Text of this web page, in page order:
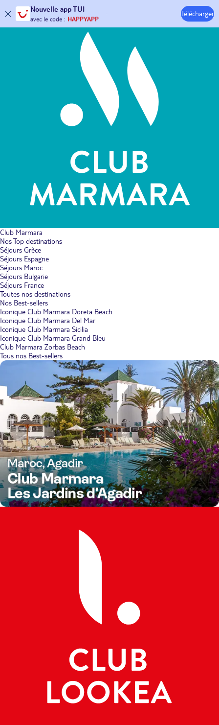
Nouvelle app TUI
30€ offerts*sur votre
avec le code : HAPPYAPP
Télécharger
Hôtels & Clubs
Club Marmara
Nos Top destinations
Séjours Grèce
Séjours Espagne
Séjours Maroc
Séjours Bulgarie
Séjours France
Toutes nos destinations
Nos Best-sellers
Iconique Club Marmara Doreta Beach
Iconique Club Marmara Del Mar
Iconique Club Marmara Sicilia
Iconique Club Marmara Grand Bleu
Club Marmara Zorbas Beach
Tous nos Best-sellers